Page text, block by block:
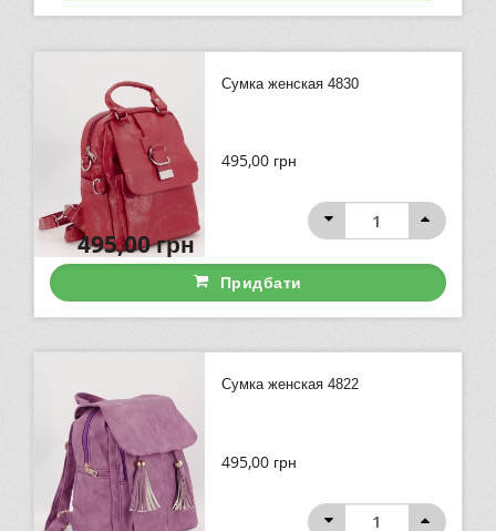
Сумка женская 4830
495,00 грн
495,00грн
Придбати
Сумка женская 4822
495,00 грн